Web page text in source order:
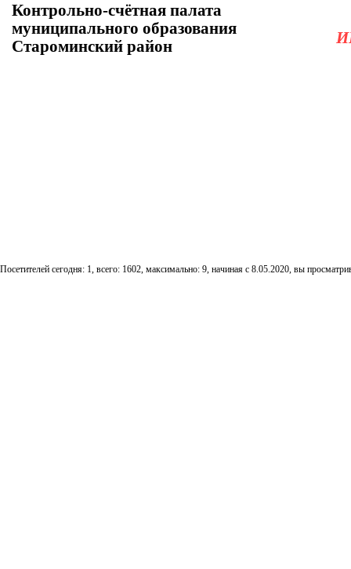
Контрольно-счётная палата
муниципального образования
Староминский район
Посетителей сегодня: 1, всего: 1602, максимально: 9, начиная с 8.05.2020, вы